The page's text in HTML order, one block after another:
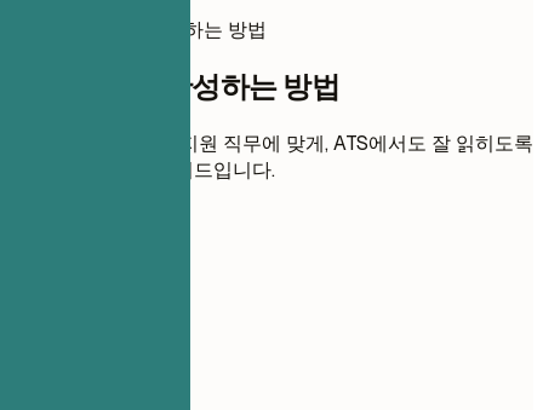
이 이력서를 완성하는 방법
이 이력서를 완성하는 방법
각 섹션을 명확하고 지원 직무에 맞게, ATS에서도 잘 읽히도록
다듬는 실용적인 가이드입니다.